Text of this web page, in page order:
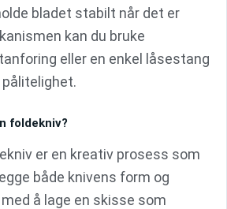
bladet stabilt når det er
kan du bruke
eller en enkel låsestang
foldekniv?
er en kreativ prosess som
både knivens form og
å lage en skisse som